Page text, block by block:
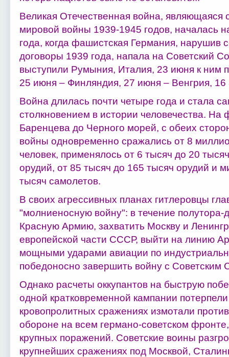
Великая Отечественная война, являющаяся
мировой войны 1939-1945 годов, началась
года, когда фашистская Германия, нарушив
договоры 1939 года, напала на Советский
выступили Румыния, Италия, 23 июня к ним
25 июня – Финляндия, 27 июня – Венгрия, 16
Война длилась почти четыре года и стала
столкновением в истории человечества. На
Баренцева до Черного морей, с обеих
войны одновременно сражались от 8
человек, применялось от 6 тысяч до 20
орудий, от 85 тысяч до 165 тысяч орудий и
тысяч самолетов.
В своих агрессивных планах гитлеровцы
"молниеносную войну": в течение полутора-
Красную Армию, захватить Москву и
европейской части СССР, выйти на линию
мощными ударами авиации по
победоносно завершить войну с Советским
Однако расчеты оккупантов на быструю
одной кратковременной кампании
кровопролитных сражениях измотали
обороне на всем германо-советском
крупных поражений. Советские воины
крупнейших сражениях под Москвой,